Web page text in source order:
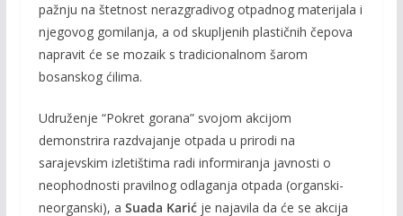
pažnju na štetnost nerazgradivog otpadnog materijala i
njegovog gomilanja, a od skupljenih plastičnih čepova
napravit će se mozaik s tradicionalnom šarom
bosanskog ćilima.
Udruženje “Pokret gorana” svojom akcijom
demonstrira razdvajanje otpada u prirodi na
sarajevskim izletištima radi informiranja javnosti o
neophodnosti pravilnog odlaganja otpada (organski-
neorganski), a Suada Karićje najavila da će se akcija